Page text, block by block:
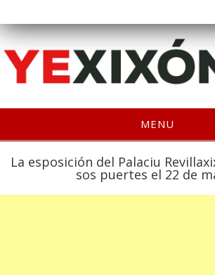
MENU
La esposición del Palaciu
sos puertes el 22 de